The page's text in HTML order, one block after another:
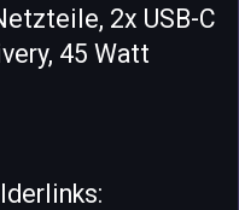
2x USB-C
45 Watt